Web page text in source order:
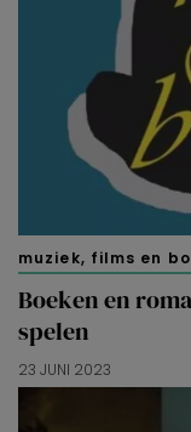
muziek, films en
Boeken en
spelen
23 JUNI 2023